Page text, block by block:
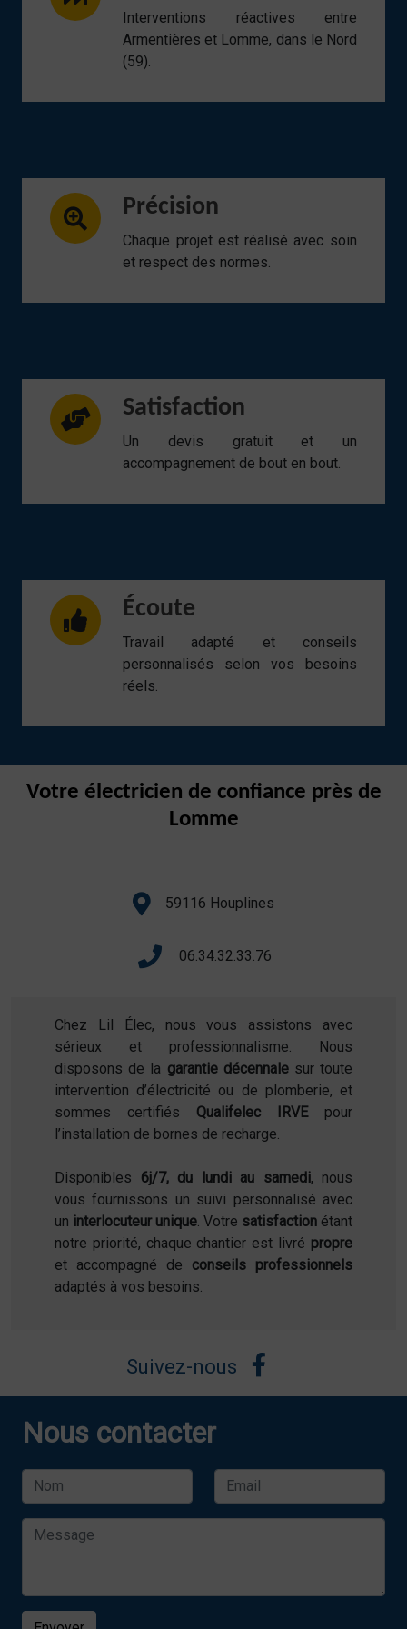
Interventions réactives entre
Armentières et Lomme, dans le Nord
(59).
Précision
Chaque projet est réalisé avec soin
et respect des normes.
Satisfaction
Un devis gratuit et un
accompagnement de bout en bout.
Écoute
Travail adapté et conseils
personnalisés selon vos besoins
réels.
Votre électricien de confiance près de
Lomme
59116 Houplines
06.34.32.33.76
Chez Lil Élec, nous vous assistons avec
sérieux et professionnalisme. Nous
disposons de la garantie décennalesur toute
intervention d’électricité ou de plomberie, et
sommes certifiés Qualifelec IRVEpour
l’installation de bornes de recharge.
Disponibles 6j/7, du lundi au samedi, nous
vous fournissons un suivi personnalisé avec
un interlocuteur unique. Votre satisfaction étant
notre priorité, chaque chantier est livré propre
et accompagné de conseils professionnels
adaptés à vos besoins.
Suivez-nous
Nous contacter